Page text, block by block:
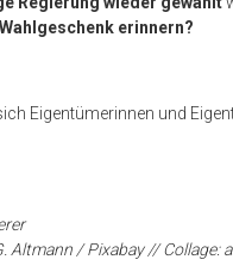
erinnern?
Eigentümerinnen und
Altmann / Pixabay // Collage: